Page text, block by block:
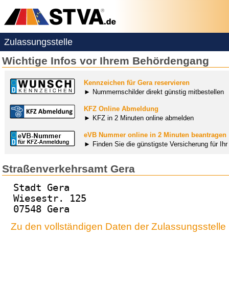
Zulassungsstelle
Wichtige Infos vor Ihrem Behördengang
Kennzeichen für Gera reservieren
► Nummernschilder direkt günstig mitbestellen
KFZ Online Abmeldung
► KFZ in 2 Minuten online abmelden
eVB Nummer online in 2 Minuten beantragen
► Finden Sie die günstigste Versicherung für
Straßenverkehrsamt Gera
Stadt Gera
Wiesestr. 125
07548 Gera
Zu den vollständigen Daten der Zulassungsstelle